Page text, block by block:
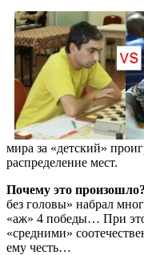
мира за «детский»
распределение мест.
Почему это произошло?
без головы» набрал
«аж» 4 победы… При
«средними»
ему честь…